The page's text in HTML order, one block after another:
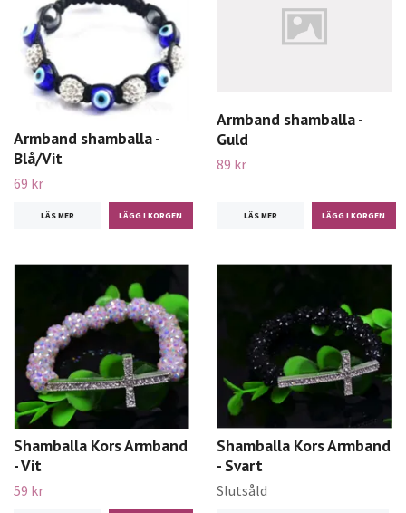
Armband shamballa -
Blå/Vit
69 kr
LÄS MER
Armband shamballa -
Guld
89 kr
LÄS MER
Shamballa Kors Armband
- Vit
59 kr
Shamballa Kors Armband
- Svart
Slutsåld